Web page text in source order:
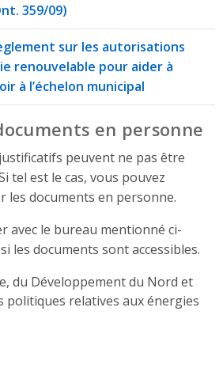
359/09)
sur les autorisations
renouvelable pour aider à
à l’échelon municipal
en personne
peuvent ne pas être
tel est le cas, vous pouvez
les documents en personne.
avec le bureau mentionné ci-
les documents sont accessibles.
du Développement du Nord et
politiques relatives aux énergies